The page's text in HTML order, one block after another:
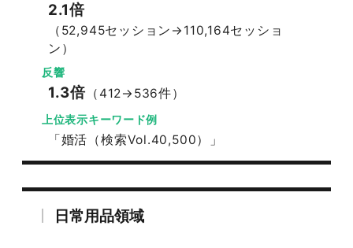
2.1倍
（52,945セッション→110,164セッショ
ン）
反響
1.3倍 （412→536件）
上位表示キーワード例
「婚活（検索Vol.40,500）」
日常用品領域